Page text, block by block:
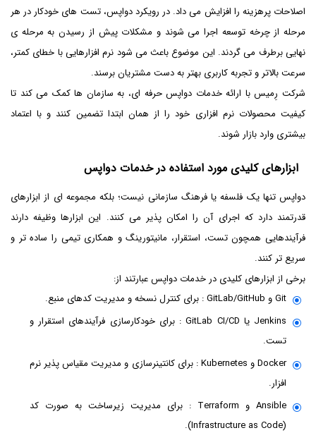
اصلاحات پرهزینه را افزایش می داد. در رویکرد دواپس، تست های خودکار در هر
مرحله از چرخه توسعه اجرا می شوند و مشکلات پیش از رسیدن به مرحله ی
نهایی برطرف می گردند. این موضوع باعث می شود نرم افزارهایی با خطای کمتر،
سرعت بالاتر و تجربه کاربری بهتر به دست مشتریان برسند.
شرکت رِمیس با ارائه خدمات دواپس حرفه ای، به سازمان ها کمک می کند تا
کیفیت محصولات نرم افزاری خود را از همان ابتدا تضمین کنند و با اعتماد
بیشتری وارد بازار شوند.
ابزارهای کلیدی مورد استفاده در خدمات دواپس
دواپس تنها یک فلسفه یا فرهنگ سازمانی نیست؛ بلکه مجموعه ای از ابزارهای
قدرتمند دارد که اجرای آن را امکان پذیر می کنند. این ابزارها وظیفه دارند
فرآیندهایی همچون تست، استقرار، مانیتورینگ و همکاری تیمی را ساده تر و
سریع تر کنند.
برخی از ابزارهای کلیدی در خدمات دواپس عبارتند از:
Git و GitLab/GitHub : برای کنترل نسخه و مدیریت کدهای منبع.
Jenkins یا GitLab CI/CD : برای خودکارسازی فرآیندهای استقرار و
تست.
Docker و Kubernetes : برای کانتینرسازی و مدیریت مقیاس پذیر نرم
افزار.
Ansible و Terraform : برای مدیریت زیرساخت به صورت کد
(Infrastructure as Code).